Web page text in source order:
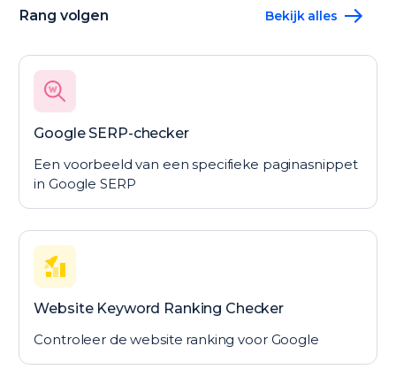
Rang volgen Bekijk alles
Google SERP-checker
Een voorbeeld van een specifieke paginasnippet
in Google SERP
Website Keyword Ranking Checker
Controleer de website ranking voor Google